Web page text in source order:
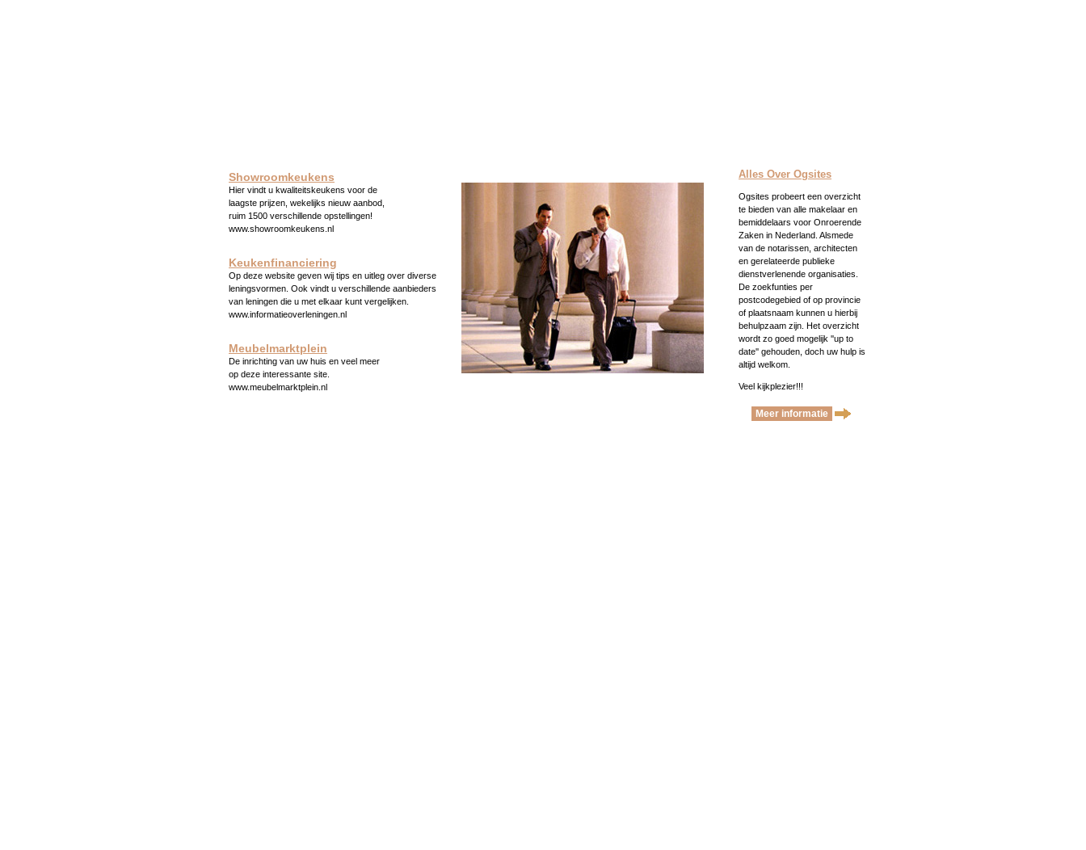
Showroomkeukens
Hier vindt u kwaliteitskeukens voor de
laagste prijzen, wekelijks nieuw aanbod,
ruim 1500 verschillende opstellingen!
www.showroomkeukens.nl
Keukenfinanciering
Op deze website geven wij tips en uitleg over diverse
leningsvormen. Ook vindt u verschillende aanbieders
van leningen die u met elkaar kunt vergelijken.
www.informatieoverleningen.nl
Meubelmarktplein
De inrichting van uw huis en veel meer
op deze interessante site.
www.meubelmarktplein.nl
Alles Over Ogsites
Ogsites probeert een overzicht
te bieden van alle makelaar en
bemiddelaars voor Onroerende
Zaken in Nederland. Alsmede
van de notarissen, architecten
en gerelateerde publieke
dienstverlenende organisaties.
De zoekfunties per
postcodegebied of op provincie
of plaatsnaam kunnen u hierbij
behulpzaam zijn. Het overzicht
wordt zo goed mogelijk ''up to
date'' gehouden, doch uw hulp is
altijd welkom.
Veel kijkplezier!!!
Meer informatie